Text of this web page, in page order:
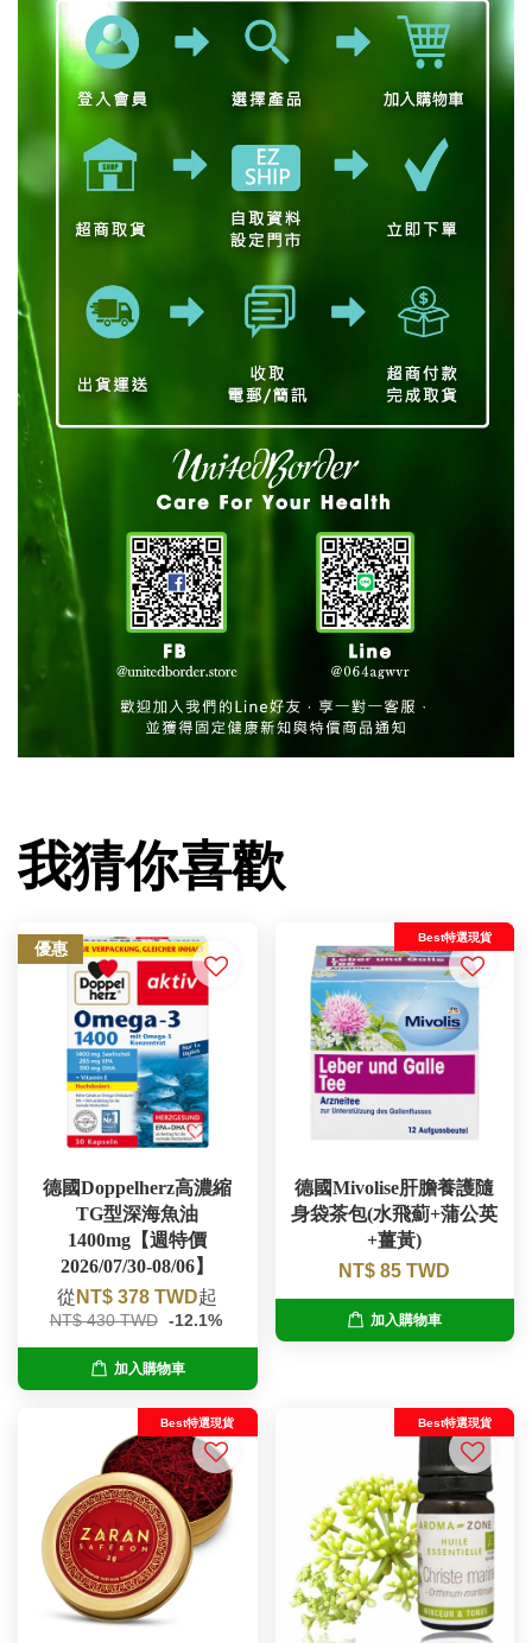
我猜你喜歡
優惠
德國Doppelherz高濃縮
TG型深海魚油
1400mg【週特價
2026/07/30-08/06】
從 NT$ 378 TWD起
NT$ 430 TWD -12.1%
加入購物車
Best特選現貨
德國Mivolise肝膽養護隨
身袋茶包(水飛薊+蒲公英
+薑黃)
NT$ 85 TWD
加入購物車
Best特選現貨 Best特選現貨